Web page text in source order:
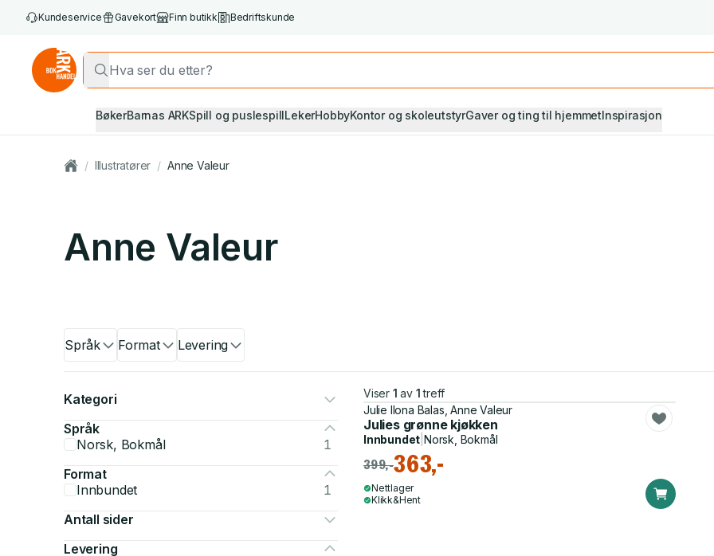
Kundeservice Gavekort Finn butikk Bedriftskunde
BøkerBarnas ARKSpill og puslespillLekerHobbyKontor og skoleutstyrGaver og ting til hjemmetInspirasjon
/ Illustratører / Anne Valeur
Anne Valeur
Språk Format Levering
Kategori
Språk
Norsk, Bokmål
1
Format
Innbundet
1
Antall sider
Levering
Viser 1 av 1 treff
Julie Ilona Balas, Anne Valeur
Julies grønne kjøkken
Innbundet |Norsk, Bokmål
399,-363,-
Nettlager
Klikk&Hent